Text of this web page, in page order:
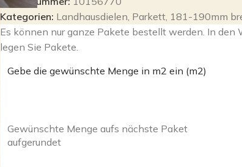
Kategorien: Landhausdielen, Parkett, 181-190mm
Es können nur ganze Pakete bestellt werden. In den
legen Sie Pakete.
Gebe die gewünschte Menge in m2 ein (m2)
Gewünschte Menge aufs nächste Paket
aufgerundet